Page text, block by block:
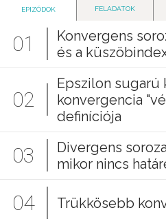
EPIZÓDOK FELADATOK
01
Konvergens
és a
02
Epszilon sugarú
konvergencia
definíciója
03
Divergens
mikor nincs
04 Trükkösebb